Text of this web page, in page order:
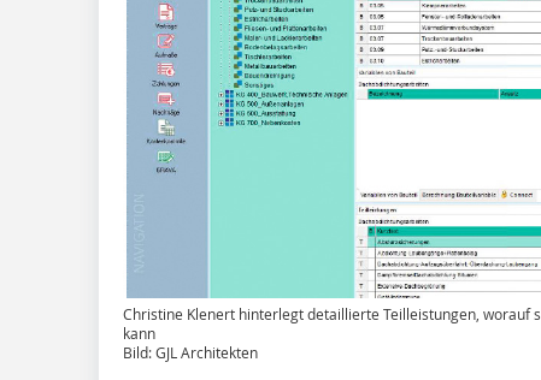
Christine Klenert hinterlegt detaillierte Teilleistungen, worauf
kann
Bild: GJL Architekten